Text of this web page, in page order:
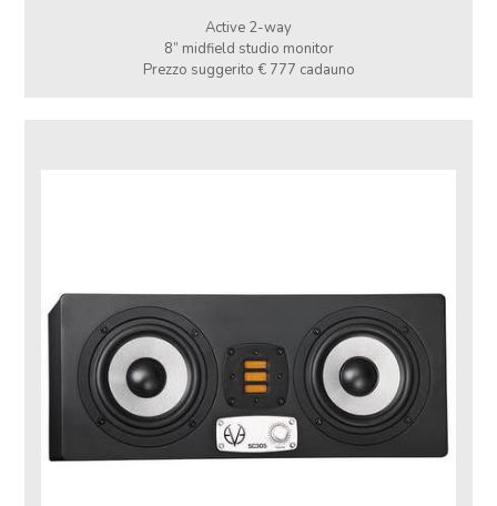
Active 2-way
8” midfield studio monitor
Prezzo suggerito € 777 cadauno